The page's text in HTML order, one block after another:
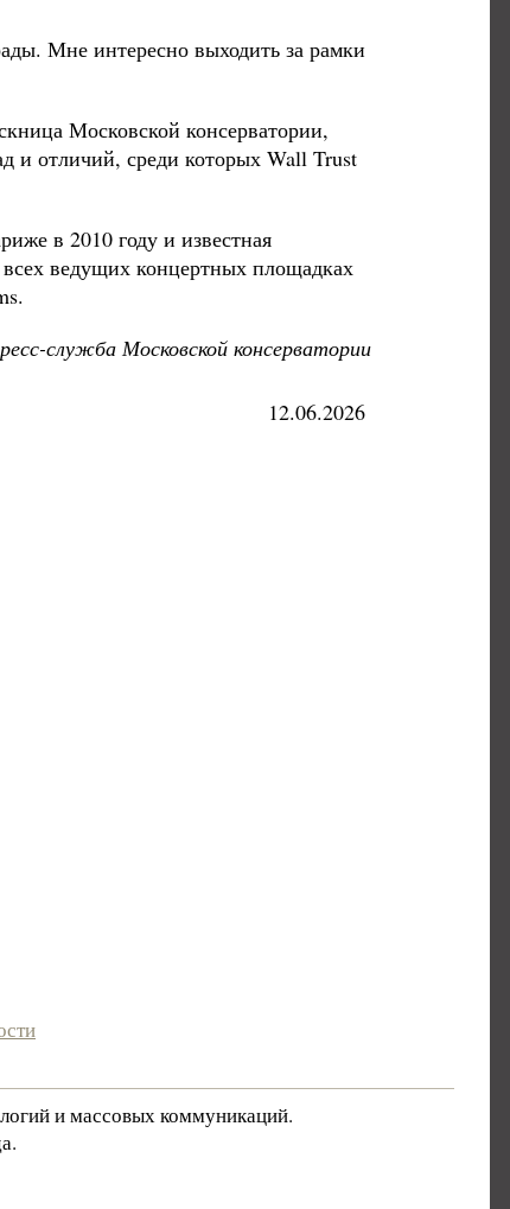
Мне интересно выходить за рамки
Московской консерватории,
и отличий, среди которых Wall Trust
в 2010 году и известная
ведущих концертных площадках
служба Московской консерватории
12.06.2026
и массовых коммуникаций.